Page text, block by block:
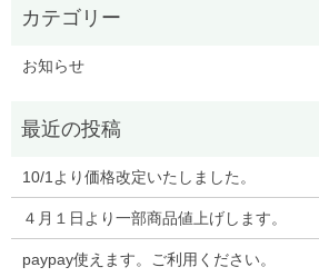
お知らせ
10/1より価格改定いたしました。
４月１日より一部商品値上げします。
paypay使えます。ご利用ください。